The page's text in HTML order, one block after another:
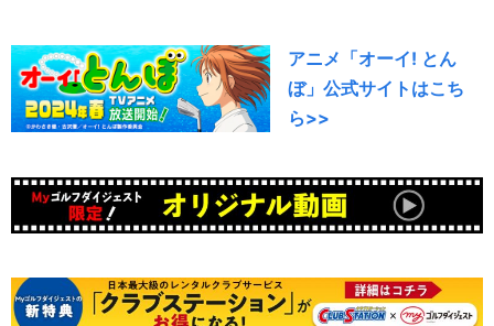
アニメ「オーイ! とん
ぼ」公式サイトはこち
ら>>